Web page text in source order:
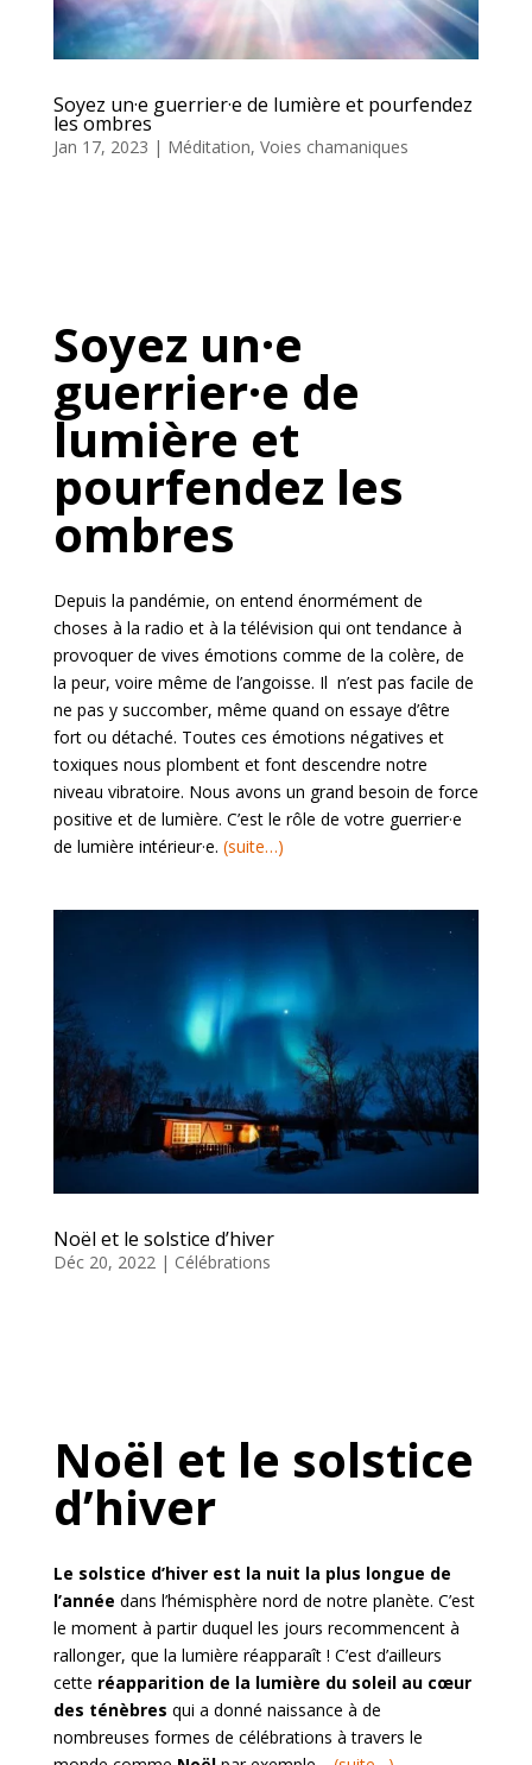
Soyez un·e guerrier·e de lumière et pourfendez
les ombres
Jan 17, 2023 | Méditation, Voies chamaniques
Soyez un·e
guerrier·e de
lumière et
pourfendez les
ombres
Depuis la pandémie, on entend énormément de
choses à la radio et à la télévision qui ont tendance à
provoquer de vives émotions comme de la colère, de
la peur, voire même de l’angoisse. Il n’est pas facile de
ne pas y succomber, même quand on essaye d’être
fort ou détaché. Toutes ces émotions négatives et
toxiques nous plombent et font descendre notre
niveau vibratoire. Nous avons un grand besoin de force
positive et de lumière. C’est le rôle de votre guerrier·e
de lumière intérieur·e. (suite…)
Noël et le solstice d’hiver
Déc 20, 2022 | Célébrations
Noël et le solstice
d’hiver
Le solstice d’hiver est la nuit la plus longue de
l’année dans l’hémisphère nord de notre planète. C’est
le moment à partir duquel les jours recommencent à
rallonger, que la lumière réapparaît ! C’est d’ailleurs
cette réapparition de la lumière du soleil au cœur
des ténèbres qui a donné naissance à de
nombreuses formes de célébrations à travers le